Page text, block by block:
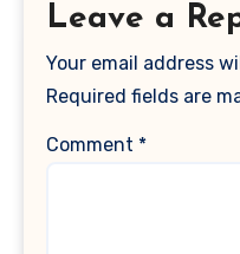
Leave a
Your email address
Required fields are
Comment *